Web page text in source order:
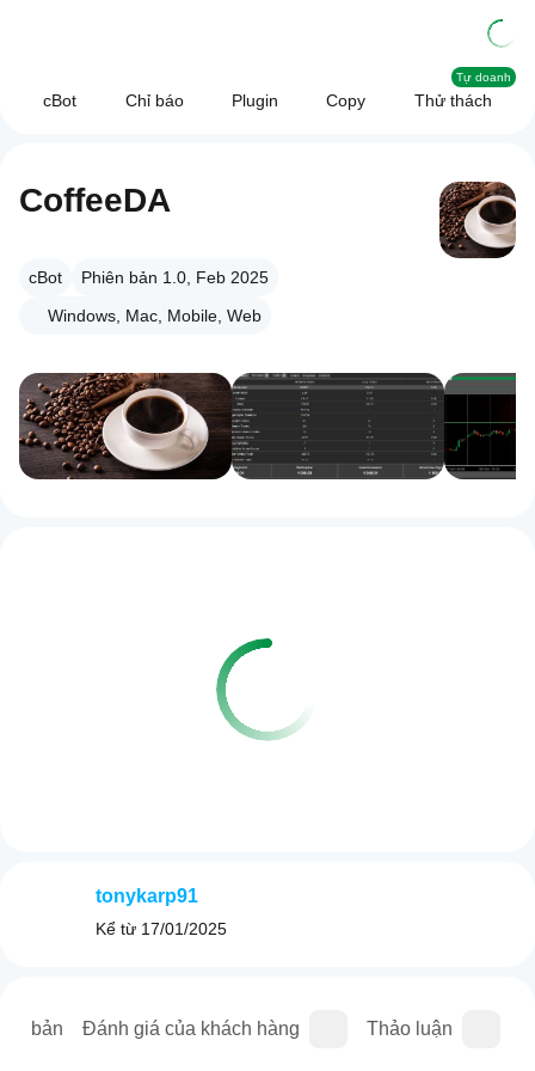
cBot Chỉ báo Plugin Copy Thử thách
Tự doanh
CoffeeDA
cBot
Phiên bản 1.0, Feb 2025
Windows, Mac, Mobile, Web
bản Đánh giá của khách hàng Thảo luận
tonykarp91
Kể từ 17/01/2025